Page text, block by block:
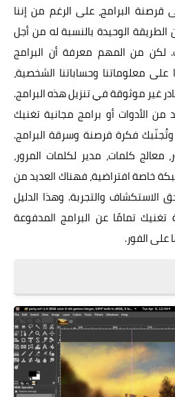
البرامج، على الرغم من إننا
الوحيدة بالنسبة له من أجل
من المهم معرفة أن البرامج
معلوماتنا وحساباتنا الشخصية،
غير موثوقة في تنزيل هذه البرامج.
الأدوات أو برامج مجانية تغنيك
فكرة قرصنة وسرقة البرامج.
كلمات، مدير لكلمات المرور،
خاصة افتراضية، فهناك العديد من
الاستكشاف والتجربة. وهذا الدليل
مجانية تغنيك تمامًا عن البرامج المدفوعة
الفور.